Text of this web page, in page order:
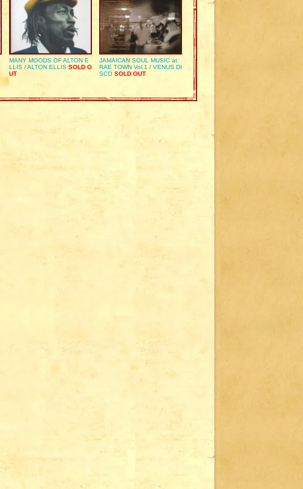
MANY MOODS OF ALTON E
LLIS / ALTON ELLIS SOLD O
UT
JAMAICAN SOUL MUSIC at:
RAE TOWN Vol.1 / VENUS DI
SCO SOLD OUT